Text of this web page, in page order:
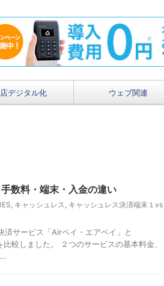
デジタル化 ウェブ関連
数料・端末・入金の違い
, キャッシュレス, キャッシュレス決済端末１vs
サービス「Airペイ・エアペイ」と
較しました。 ２つのサービスの基本料金、